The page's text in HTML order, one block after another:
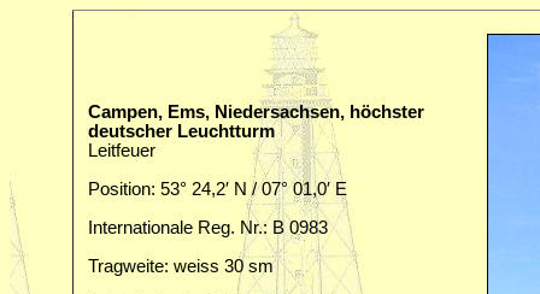
Campen, Ems, Niedersachsen, höchster
deutscher Leuchtturm
Leitfeuer
Position: 53° 24,2′ N / 07° 01,0′ E
Internationale Reg. Nr.: B 0983
Tragweite: weiss 30 sm